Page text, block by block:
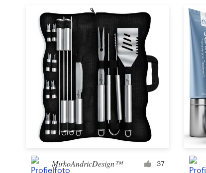
MirkoAndricDesign™ 37
Blader door alle categorieën
Klantenservice
+49 30 568 377 84
Helpcentrum
Bronnen